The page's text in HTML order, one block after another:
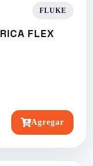
FLUKE
FLEX
Agregar